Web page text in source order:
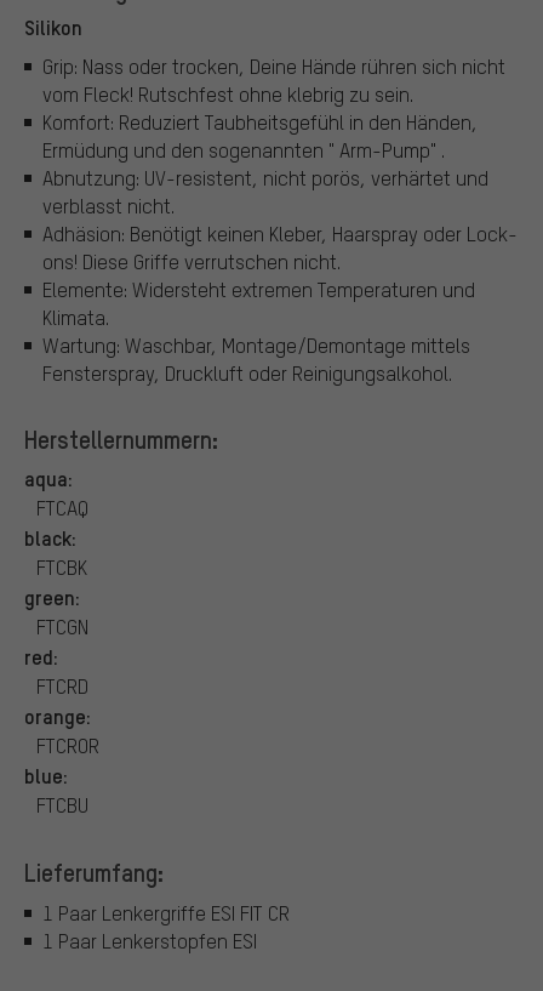
Silikon
Grip: Nass oder trocken, Deine Hände rühren sich nicht
vom Fleck! Rutschfest ohne klebrig zu sein.
Komfort: Reduziert Taubheitsgefühl in den Händen,
Ermüdung und den sogenannten " Arm-Pump" .
Abnutzung: UV-resistent, nicht porös, verhärtet und
verblasst nicht.
Adhäsion: Benötigt keinen Kleber, Haarspray oder Lock-
ons! Diese Griffe verrutschen nicht.
Elemente: Widersteht extremen Temperaturen und
Klimata.
Wartung: Waschbar, Montage/Demontage mittels
Fensterspray, Druckluft oder Reinigungsalkohol.
Herstellernummern:
aqua:
FTCAQ
black:
FTCBK
green:
FTCGN
red:
FTCRD
orange:
FTCROR
blue:
FTCBU
Lieferumfang:
1 Paar Lenkergriffe ESI FIT CR
1 Paar Lenkerstopfen ESI